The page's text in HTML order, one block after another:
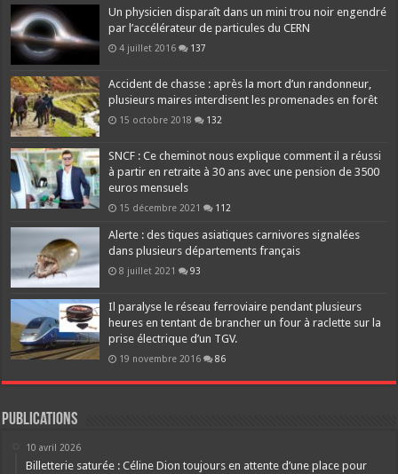
Un physicien disparaît dans un mini trou noir engendré
par l’accélérateur de particules du CERN
4 juillet 2016 137
Accident de chasse : après la mort d’un randonneur,
plusieurs maires interdisent les promenades en forêt
15 octobre 2018 132
SNCF : Ce cheminot nous explique comment il a réussi
à partir en retraite à 30 ans avec une pension de 3500
euros mensuels
15 décembre 2021 112
Alerte : des tiques asiatiques carnivores signalées
dans plusieurs départements français
8 juillet 2021 93
Il paralyse le réseau ferroviaire pendant plusieurs
heures en tentant de brancher un four à raclette sur la
prise électrique d’un TGV.
19 novembre 2016 86
Publications
10 avril 2026
Billetterie saturée : Céline Dion toujours en attente d’une place pour